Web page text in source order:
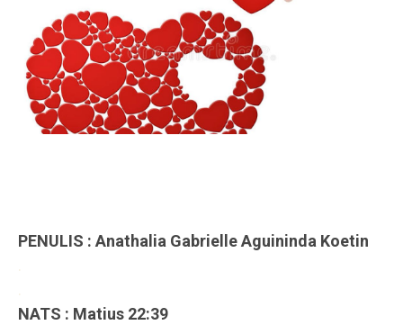
PENULIS : Anathalia Gabrielle Aguininda Koetin
.
.
NATS : Matius 22:39